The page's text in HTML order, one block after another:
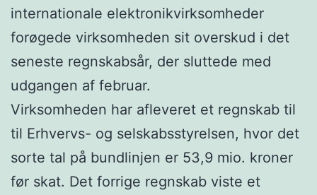
internationale elektronikvirksomheder
forøgede virksomheden sit overskud i det
seneste regnskabsår, der sluttede med
udgangen af februar.
Virksomheden har afleveret et regnskab til
til Erhvervs- og selskabsstyrelsen, hvor det
sorte tal på bundlinjen er 53,9 mio. kroner
før skat. Det forrige regnskab viste et